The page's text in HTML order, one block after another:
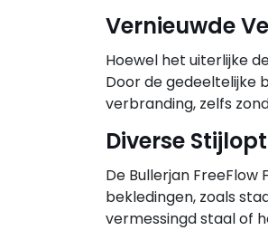
Vernieuwde
Hoewel het uiterlijke
Door de gedeeltelijke
verbranding, zelfs
Diverse
De Bullerjan FreeFlow
bekledingen, zoals
vermessingd staal of